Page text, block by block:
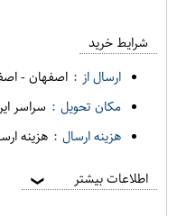
شرایط خرید
ارسال از : اصفهان-
مکان تحویل : سراسر
هزینه ارسال : هزینه
اطلاعات بیشتر ❯